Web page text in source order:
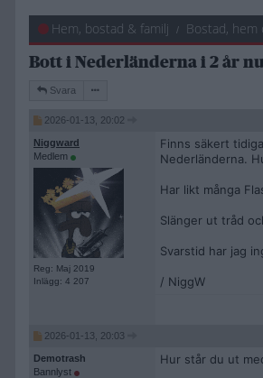
Hem, bostad & familj Bostad, hem
Bott i Nederländerna i 2 år
Svara
2026-01-13, 20:02
Niggward
Medlem
Reg: Maj 2019
Inlägg: 4 207
Finns säkert
Nederländerna.
Har likt många
Slänger ut tråd
Svarstid har jag
/ NiggW
2026-01-13, 20:03
Demotrash
Bannlyst
Hur står du ut